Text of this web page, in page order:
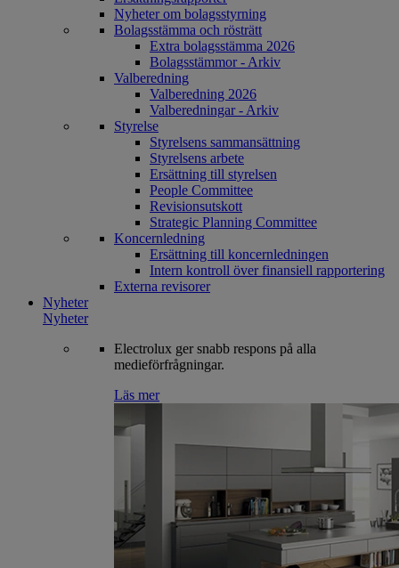
Nyheter om bolagsstyrning
Bolagsstämma och rösträtt
Extra bolagsstämma 2026
Bolagsstämmor - Arkiv
Valberedning
Valberedning 2026
Valberedningar - Arkiv
Styrelse
Styrelsens sammansättning
Styrelsens arbete
Ersättning till styrelsen
People Committee
Revisionsutskott
Strategic Planning Committee
Koncernledning
Ersättning till koncernledningen
Intern kontroll över finansiell rapportering
Externa revisorer
Nyheter
Nyheter
Electrolux ger snabb respons på alla
medieförfrågningar.
Läs mer